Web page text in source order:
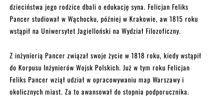
dzieciństwa jego rodzice dbali o edukację syna. Felicjan Feliks
Pancer studiował w Wąchocku, później w Krakowie, aw 1815 roku
wstąpił na Uniwersytet Jagielloński na Wydział Filozoficzny.
Z inżynierią Pancer związał swoje życie w 1818 roku, kiedy wstąpił
do Korpusu Inżynierów Wojsk Polskich. Już w tym roku Felicjan
Feliks Pancer wziął udział w opracowywaniu map Warszawy i
okolicznych miast. Za to awansował do stopnia podporucznika.